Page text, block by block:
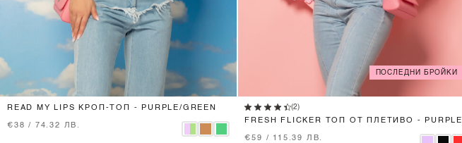
READ MY LIPS КРОП-ТОП - PURPLE/GREEN
€38 / 74.32 ЛВ.
ПОСЛЕДНИ БРОЙКИ
XS M
(2)
FRESH FLICKER ТОП ОТ ПЛЕТИВО - PURPLE
€59 / 115.39 ЛВ.